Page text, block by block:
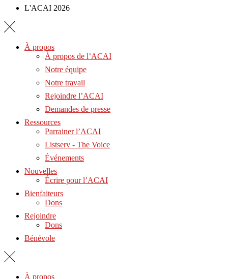
L'ACAI 2026
À propos
À propos de l’ACAI
Notre équipe
Notre travail
Rejoindre l’ACAI
Demandes de presse
Ressources
Parrainer l’ACAI
Listserv - The Voice
Événements
Nouvelles
Écrire pour l’ACAI
Bienfaiteurs
Dons
Rejoindre
Dons
Bénévole
À propos